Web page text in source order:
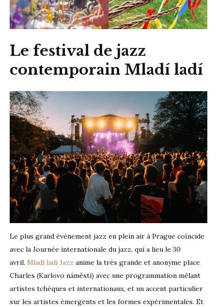
Le festival de jazz
contemporain Mladí ladí
Le plus grand événement jazz en plein air à Prague coïncide
avec la Journée internationale du jazz, qui a lieu le 30
avril. Mladí ladí Jazz anime la très grande et anonyme place
Charles (Karlovo náměstí) avec une programmation mêlant
artistes tchèques et internationaux, et un accent particulier
sur les artistes émergents et les formes expérimentales. Et